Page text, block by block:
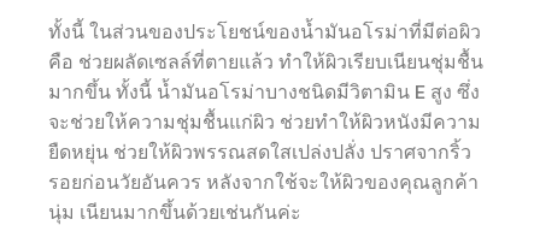
ทั้งนี้ ในส่วนของประโยชน์ของน้ำมันอโรม่าที่มีต่อผิว
คือ ช่วยผลัดเซลล์ที่ตายแล้ว ทำให้ผิวเรียบเนียนชุ่มชื้น
มากขึ้น ทั้งนี้ น้ำมันอโรม่าบางชนิดมีวิตามิน E สูง ซึ่ง
จะช่วยให้ความชุ่มชื้นแก่ผิว ช่วยทำให้ผิวหนังมีความ
ยืดหยุ่น ช่วยให้ผิวพรรณสดใสเปล่งปลั่ง ปราศจากริ้ว
รอยก่อนวัยอันควร หลังจากใช้จะให้ผิวของคุณลูกค้า
นุ่ม เนียนมากขึ้นด้วยเช่นกันค่ะ